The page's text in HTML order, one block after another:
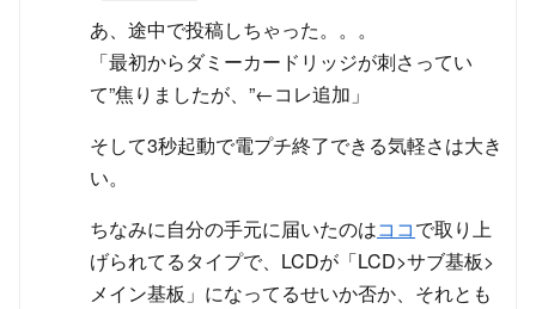
あ、途中で投稿しちゃった。。。
「最初からダミーカードリッジが刺さってい
て”焦りましたが、”←コレ追加」
そして3秒起動で電プチ終了できる気軽さは大き
い。
ちなみに自分の手元に届いたのはココで取り上
げられてるタイプで、LCDが「LCD>サブ基板>
メイン基板」になってるせいか否か、それとも